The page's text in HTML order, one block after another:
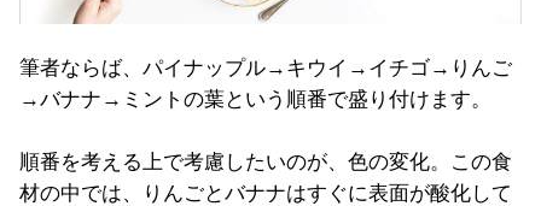
筆者ならば、パイナップル→キウイ→イチゴ→りんご
→バナナ→ミントの葉という順番で盛り付けます。
順番を考える上で考慮したいのが、色の変化。この食
材の中では、りんごとバナナはすぐに表面が酸化して